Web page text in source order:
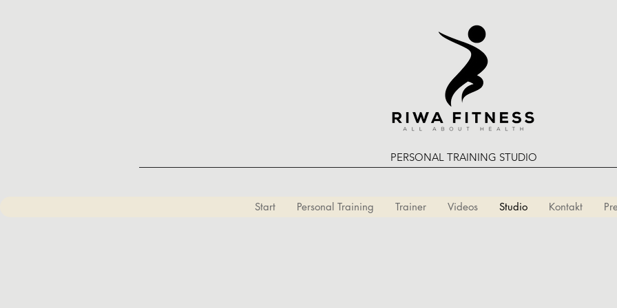
PERSONAL TRAINING STUDIO
Start Personal Training Trainer Videos Studio Kontakt